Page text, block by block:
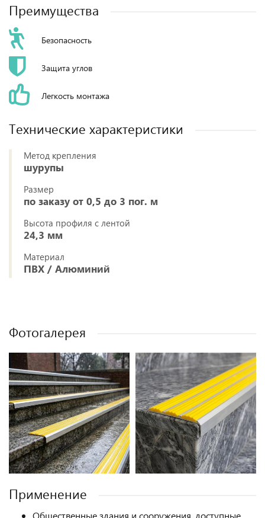
Преимущества
Безопасность
Защита углов
Легкость монтажа
Технические характеристики
Метод крепления
шурупы
Размер
по заказу от 0,5 до 3 пог. м
Высота профиля с лентой
24,3 мм
Материал
ПВХ / Алюминий
Фотогалерея
Применение
Общественные здания и сооружения, доступные